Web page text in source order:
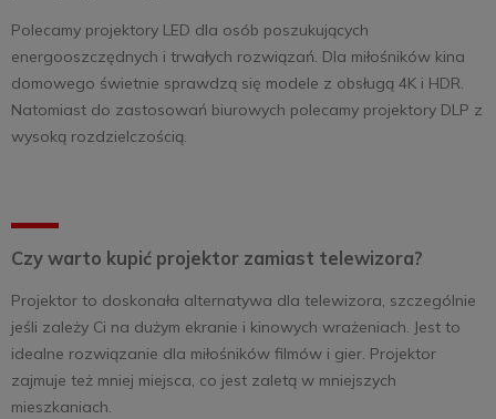
Polecamy projektory LED dla osób poszukujących
energooszczędnych i trwałych rozwiązań. Dla miłośników kina
domowego świetnie sprawdzą się modele z obsługą 4K i HDR.
Natomiast do zastosowań biurowych polecamy projektory DLP z
wysoką rozdzielczością.
Czy warto kupić projektor zamiast telewizora?
Projektor to doskonała alternatywa dla telewizora, szczególnie
jeśli zależy Ci na dużym ekranie i kinowych wrażeniach. Jest to
idealne rozwiązanie dla miłośników filmów i gier. Projektor
zajmuje też mniej miejsca, co jest zaletą w mniejszych
mieszkaniach.